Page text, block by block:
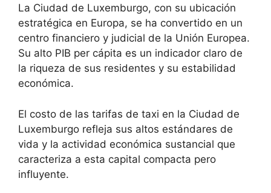
La Ciudad de Luxemburgo, con su ubicación
estratégica en Europa, se ha convertido en un
centro financiero y judicial de la Unión Europea.
Su alto PIB per cápita es un indicador claro de
la riqueza de sus residentes y su estabilidad
económica.
El costo de las tarifas de taxi en la Ciudad de
Luxemburgo refleja sus altos estándares de
vida y la actividad económica sustancial que
caracteriza a esta capital compacta pero
influyente.